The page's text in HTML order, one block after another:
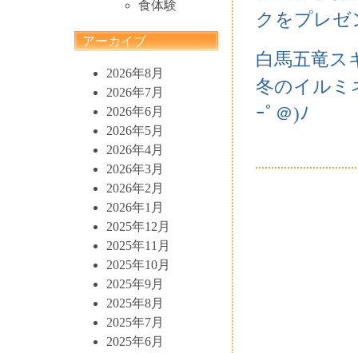
食体験
アーカイブ
2026年8月
2026年7月
2026年6月
2026年5月
2026年4月
2026年3月
2026年2月
2026年1月
2025年12月
2025年11月
2025年10月
2025年9月
2025年8月
2025年7月
2025年6月
クをプレゼ
白馬五竜ス
冬のイルミ
ｰﾟ＠)ﾉ